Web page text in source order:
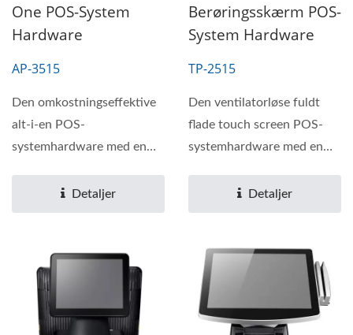
One POS-System
Hardware
AP-3515
Den omkostningseffektive
alt-i-en POS-
systemhardware med en
mm/sek kvitteringsprinter...
Detaljer
Berøringsskærm POS-
System Hardware
TP-2515
Den ventilatorløse fuldt
flade touch screen POS-
systemhardware med en
Detaljer